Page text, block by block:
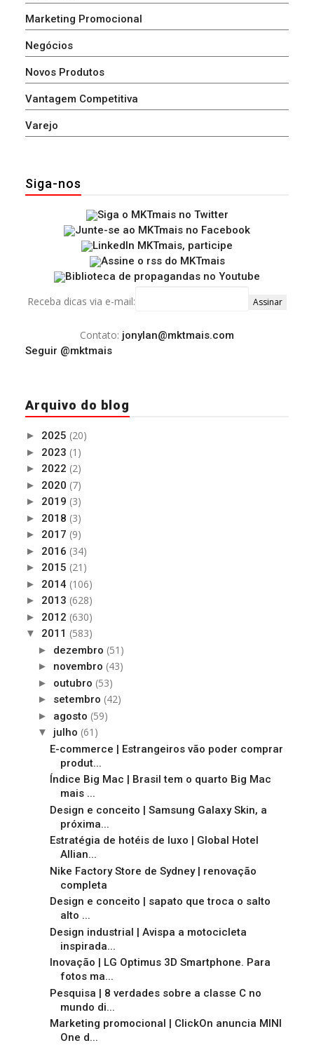
Marketing Promocional
Negócios
Novos Produtos
Vantagem Competitiva
Varejo
Siga-nos
Receba dicas via e-mail:
Contato: jonylan@mktmais.com
Seguir @mktmais
Arquivo do blog
► 2025 (20)
► 2023 (1)
► 2022 (2)
► 2020 (7)
► 2019 (3)
► 2018 (3)
► 2017 (9)
► 2016 (34)
► 2015 (21)
► 2014 (106)
► 2013 (628)
► 2012 (630)
▼ 2011 (583)
► dezembro (51)
► novembro (43)
► outubro (53)
► setembro (42)
► agosto (59)
▼ julho (61)
E-commerce | Estrangeiros vão poder comprar
produt...
Índice Big Mac | Brasil tem o quarto Big Mac
mais ...
Design e conceito | Samsung Galaxy Skin, a
próxima...
Estratégia de hotéis de luxo | Global Hotel
Allian...
Nike Factory Store de Sydney | renovação
completa
Design e conceito | sapato que troca o salto
alto ...
Design industrial | Avispa a motocicleta
inspirada...
Inovação | LG Optimus 3D Smartphone. Para
fotos ma...
Pesquisa | 8 verdades sobre a classe C no
mundo di...
Marketing promocional | ClickOn anuncia MINI
One d...